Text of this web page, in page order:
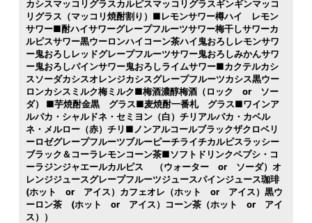
カシスマッコリグラスカルピスマッコリグラスギンギンマッコ
リグラス（マッコリ焼酎割り）■レモンサワー樽ハイ レモン
サワー■酎ハイサワーグレープフルーツサワー梅干しサワーカ
ルピスサワー黒ウーロンハイコーン茶ハイ鬼おろしレモンサワ
ー鬼おろしレッドグレープフルーツサワー鬼おろしみかんサワ
ー鬼おろしパインサワー鬼おろしライムサワー■カクテルカシ
スソーダカシスオレンジカシスグレープフルーツカシス黒ウー
ロンカシスミルク梅ミルク■梅酒濃醇梅酒（ロック or ソー
ダ） ■芋焼酎金黒 グラス■麦焼酎一番札 グラス■ワインア
ルパカ・シャルドネ・セミヨン（白）チリアルパカ・カベル
ネ・メルロー（赤）チリ■ノンアルコールブラックザクロベリ
ーロゼグレープフルーツブルーピーチライチカルピスラッシー
ブラック＆コーラレモンコーン茶■ソフトドリンクペプシ・コ
ーラジンジャエールカルピス （ウォーター or ソーダ）オ
レンジジュースグレープフルーツジュースパインジュース珈琲
(ホット or アイス）カフェオレ（ホット or アイス）黒ウ
ーロン茶 (ホット or アイス）コーン茶（ホット or アイ
ス））